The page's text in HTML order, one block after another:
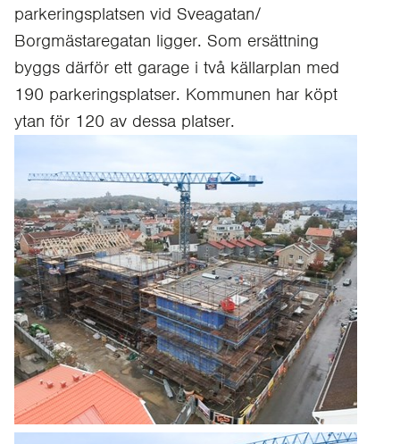
parkeringsplatsen vid Sveagatan/
Borgmästaregatan ligger. Som ersättning
byggs därför ett garage i två källarplan med
190 parkeringsplatser. Kommunen har köpt
ytan för 120 av dessa platser.